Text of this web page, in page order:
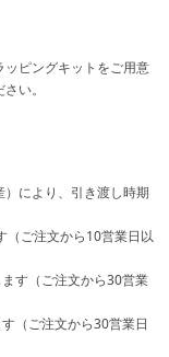
ピングキットをご用意
い。
により、引き渡し時期
（ご注文から10営業日以
す（ご注文から30営業
（ご注文から30営業日